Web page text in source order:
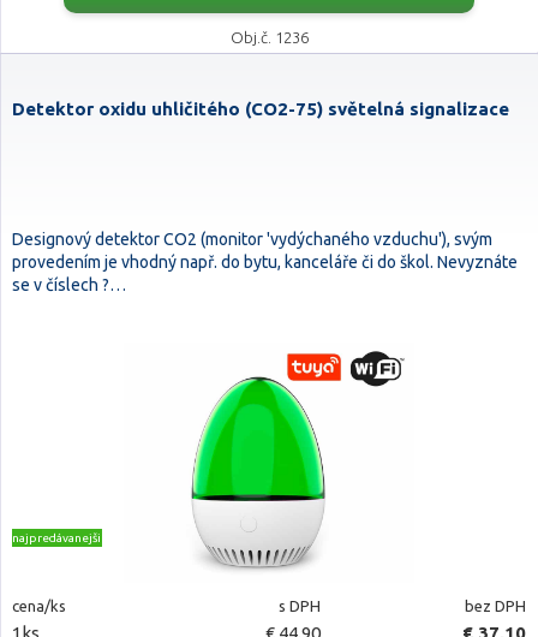
Obj.č. 1236
Detektor oxidu uhličitého (CO2-75) světelná signalizace
Designový detektor CO2 (monitor 'vydýchaného vzduchu'), svým
provedením je vhodný např. do bytu, kanceláře či do škol. Nevyznáte
se v číslech ?…
najpredávanejšie
cena/ks s DPH bez DPH
1ks € 44,90
€ 37,10